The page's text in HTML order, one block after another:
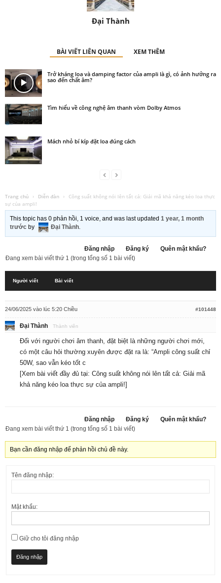
Đại Thành
BÀI VIẾT LIÊN QUAN XEM THÊM
Trở kháng loa và damping factor của ampli là gì, có ảnh hưởng ra
sao đến chất âm?
Tìm hiểu về công nghệ âm thanh vòm Dolby Atmos
Mách nhỏ bí kíp đặt loa đúng cách
Trang chủ › Diễn đàn ›
Công suất không nói lên tất cả: Giải mã khả năng kéo loa thực
sự của ampli!
This topic has 0 phản hồi, 1 voice, and was last updated1 year, 1 month
trước by Đại Thành.
Đăng nhập Đăng ký
Quên mật khẩu?
Đang xem bài viết thứ 1 (trong tổng số 1 bài viết)
Người viết Bài viết
24/06/2025 vào lúc 5:20 Chiều #101448
Đại Thành Thành viên
Đối với người chơi âm thanh, đặt biệt là những người chơi mới,
có một câu hỏi thường xuyên được đặt ra là: “Ampli công suất chỉ
50W, sao vẫn kéo tốt c
[Xem bài viết đầy đủ tại: Công suất không nói lên tất cả: Giải mã
khả năng kéo loa thực sự của ampli!]
Đăng nhập Đăng ký
Quên mật khẩu?
Đang xem bài viết thứ 1 (trong tổng số 1 bài viết)
Bạn cần đăng nhập để phản hồi chủ đề này.
Tên đăng nhập:
Mật khẩu:
Giữ cho tôi đăng nhập
Đăng nhập